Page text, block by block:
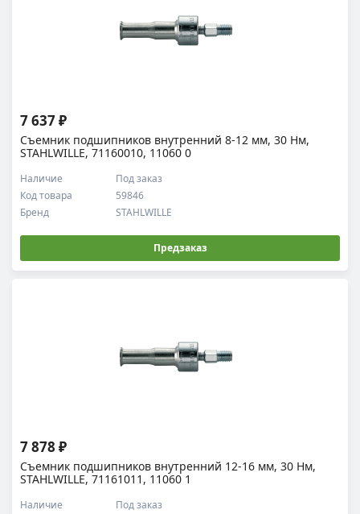
Съемник подшипников внутренний 8-12 мм, 30 Нм,
STAHLWILLE, 71160010, 11060 0
Код товара 59846
Наличие Под заказ
Бренд STAHLWILLE
7 637 ₽
Предзаказ
Съемник подшипников внутренний 12-16 мм, 30 Нм,
STAHLWILLE, 71161011, 11060 1
Наличие Под заказ
7 878 ₽